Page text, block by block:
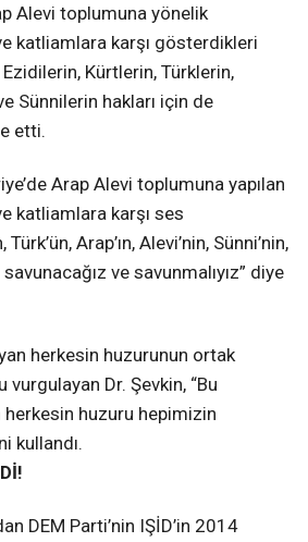
Alevi toplumuna yönelik
katliamlara karşı gösterdikleri
Kürtlerin, Türklerin,
Sünnilerin hakları için de
etti.
Arap Alevi toplumuna yapılan
katliamlara karşı ses
Arap’ın, Alevi’nin, Sünni’nin,
savunacağız ve savunmalıyız” diye
herkesin huzurunun ortak
Dr. Şevkin, “Bu
huzuru hepimizin
kullandı.
DEM Parti’nin IŞİD’in 2014